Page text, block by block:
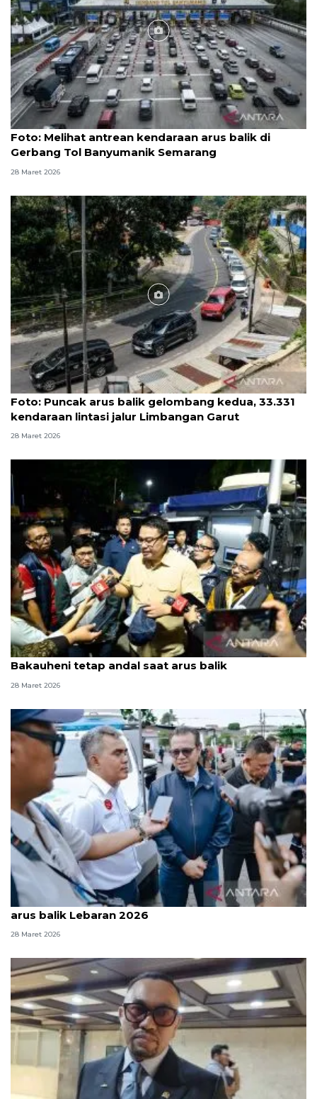
Foto
Foto: Melihat antrean kendaraan arus balik di
Gerbang Tol Banyumanik Semarang
28 Maret 2026
Foto
Foto: Puncak arus balik gelombang kedua, 33.331
kendaraan lintasi jalur Limbangan Garut
28 Maret 2026
Wamenkomdigi sebut jaringan di Pelabuhan
Bakauheni tetap andal saat arus balik
28 Maret 2026
Kemkomdigi pastikan jaringan tetap stabil saat
arus balik Lebaran 2026
28 Maret 2026